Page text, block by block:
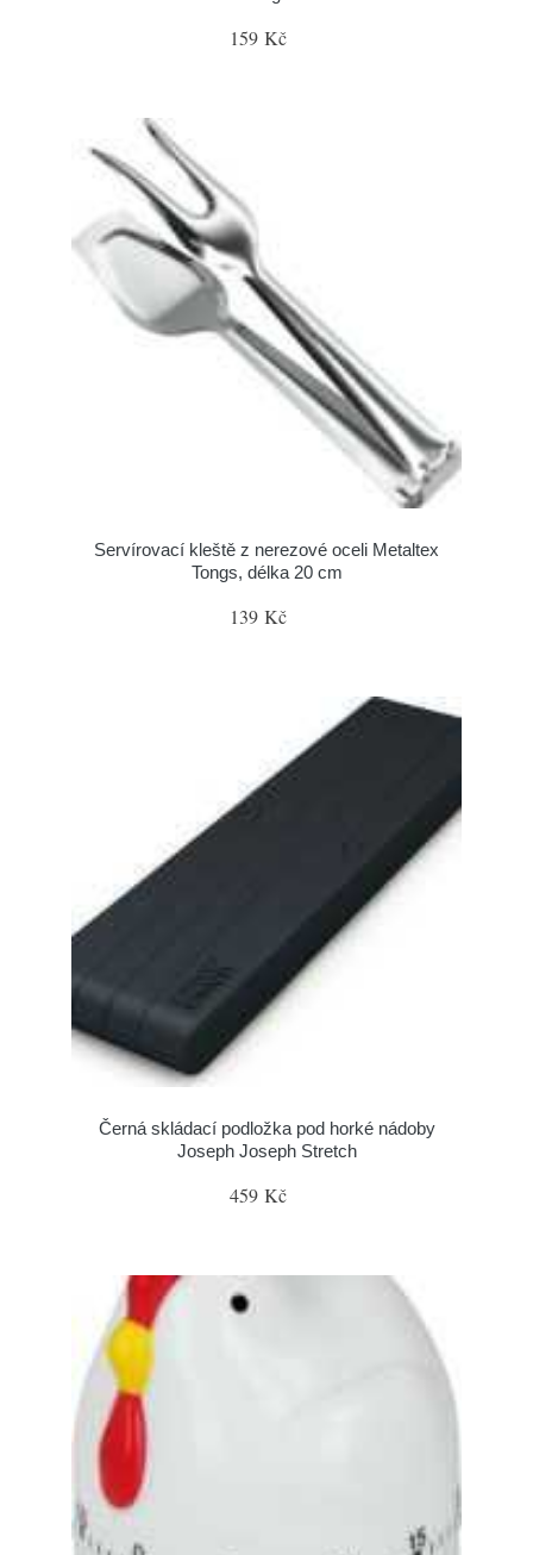
159 Kč
Servírovací kleště z nerezové oceli Metaltex
Tongs, délka 20 cm
139 Kč
Černá skládací podložka pod horké nádoby
Joseph Joseph Stretch
459 Kč